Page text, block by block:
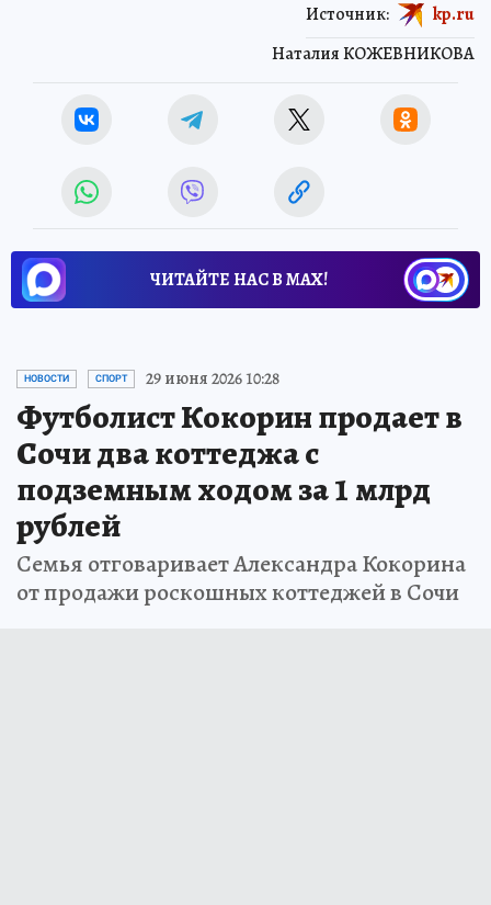
Наталия КОЖЕВНИКОВА
Источник: kp.ru
ЧИТАЙТЕ НАС В МАХ!
НОВОСТИ СПОРТ 29 июня 2026 10:28
Футболист Кокорин продает в
Сочи два коттеджа с
подземным ходом за 1 млрд
рублей
Семья отговаривает Александра Кокорина
от продажи роскошных коттеджей в Сочи